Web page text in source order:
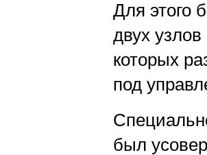
Для этого
двух
которых
под
был